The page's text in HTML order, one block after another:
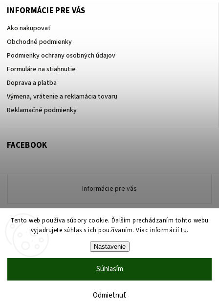
Tento web používa súbory cookie. Ďalším prechádzaním tohto webu
vyjadrujete súhlas s ich používaním. Viac informáciítu.
Nastavenie
Odmietnuť
Súhlasím
INFORMÁCIE PRE VÁS
Ako nakupovať
Obchodné podmienky
Podmienky ochrany osobných údajov
Formuláre na stiahnutie
Doprava a platba
Výmena, vrátenie a reklamácia tovaru
Reklamačné podmienky
FACEBOOK
Informácie pre vás
Vytvoril Shoptet
Copyright 2026www.zdravotneodevymarmon.sk. Všetky práva
vyhradené.
Upraviť nastavenie cookies